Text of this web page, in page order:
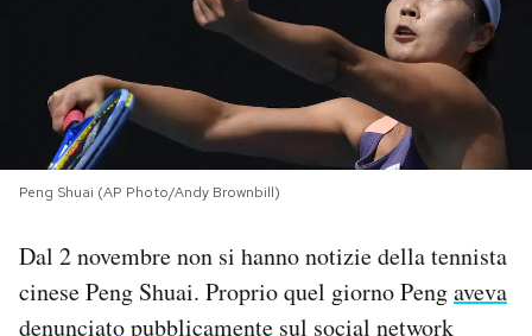
NEWSLETTER
I MIEI PREFERITI
SHOP
CALENDARIO
Peng Shuai (AP Photo/Andy Brownbill)
Dal 2 novembre non si hanno notizie della tennista
cinese Peng Shuai. Proprio quel giorno Pengaveva
denunciato pubblicamente sul social network